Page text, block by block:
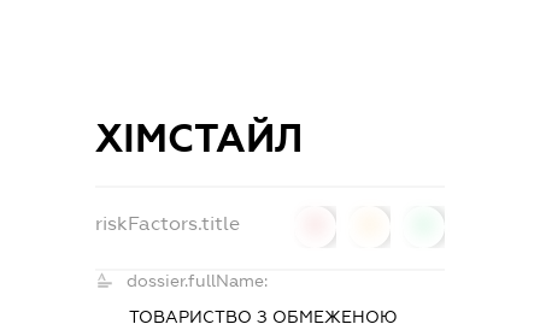
ХІМСТАЙЛ
riskFactors.title
dossier.fullName:
ТОВАРИСТВО З ОБМЕЖЕНОЮ